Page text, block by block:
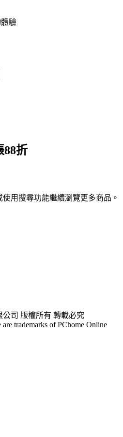
驗
88折
用搜尋功能繼續瀏覽更多商品。
司 版權所有 轉載必究
trademarks of PChome Online